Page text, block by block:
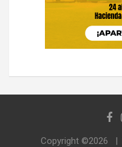
Copyright ©2026